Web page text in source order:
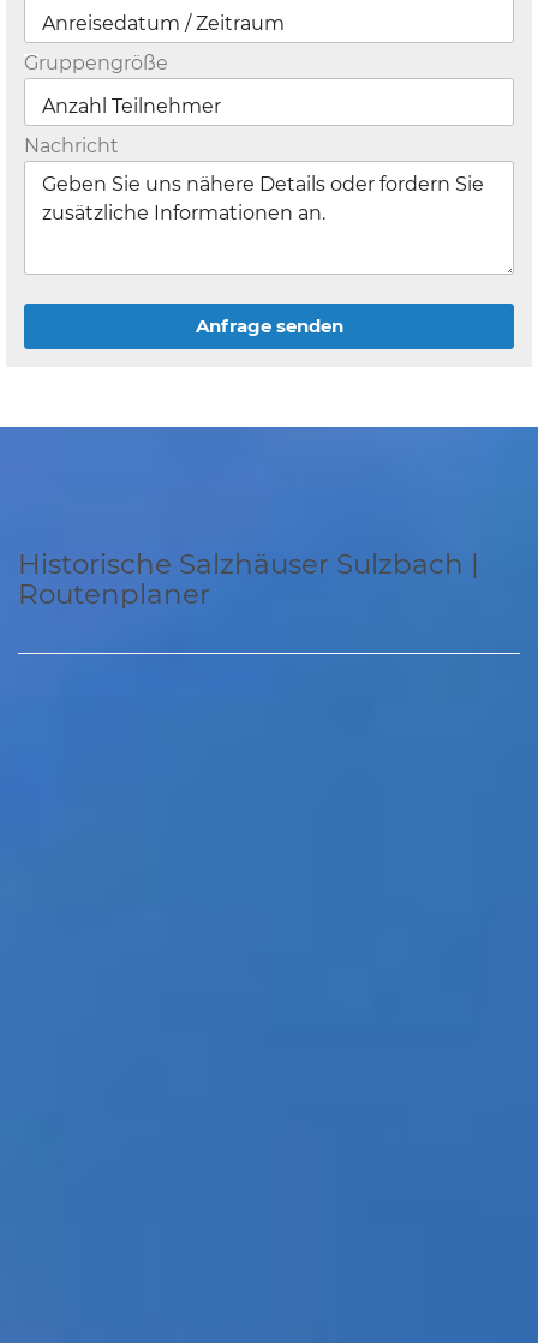
Gruppengröße
Nachricht
Anfrage senden
Historische Salzhäuser Sulzbach |
Routenplaner